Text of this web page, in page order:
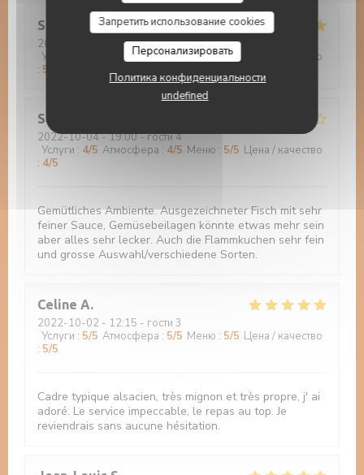
Запретить использование cookies
Персонализировать
Политика конфиденциальности
undefined
Sandra
2022-10-11
- 12:00 - гости 2
Услуги
Атмосфера:5/5 Меню: 5/5
Цена / качество
: 5
Stefanie
2022-10-04- 19:00 - гости 4
Услуги : 4/5 Атмосфера : 4/5 Меню : 5/5 Цена / качество
: 4/5
Gemütliches Ambiente. Ausgezeichneter Fisch mit sehr
feiner Sauce, Gemüsebeilagen könnte etwas mehr sein
aber alles sehr lecker. Auch die Flammkuchen sehr fein
und grosse Auswahl/verschiedene Sorten.
Celine A
2022-10-02 - 12:15 - гости 3
Услуги : 5/5 Атмосфера : 5/5 Меню : 5/5 Цена / качество
: 5/5
Cadre typique alsacien, très mignon et très propre, j' ai
adoré. Le service impeccable, le repas au top. Je
reviendrais sans aucune hésitation.